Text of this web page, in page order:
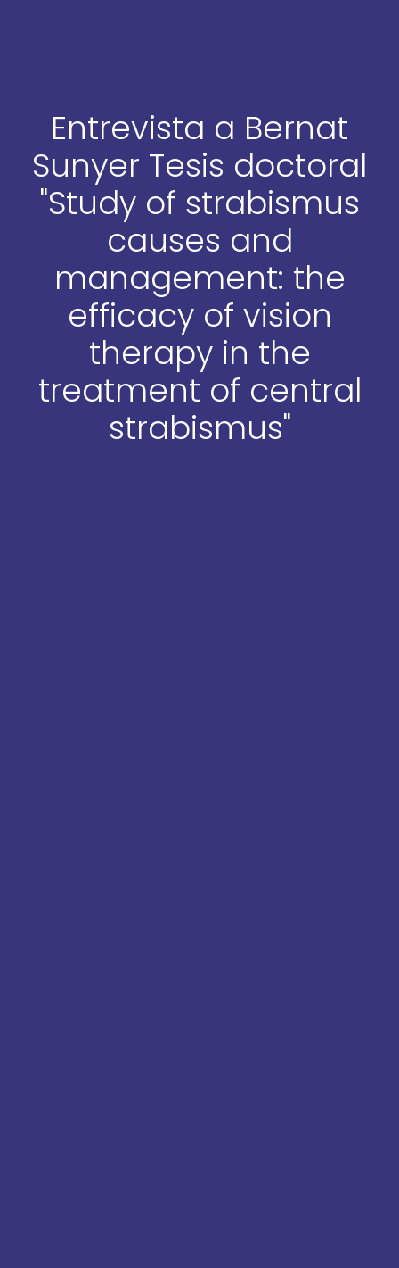
Entrevista a Bernat
Sunyer Tesis doctoral
"Study of strabismus
causes and
management: the
efficacy of vision
therapy in the
treatment of central
strabismus"